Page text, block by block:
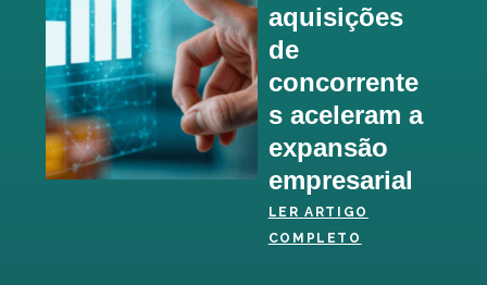
aquisições
de
concorrente
s aceleram a
expansão
empresarial
LER ARTIGO
COMPLETO